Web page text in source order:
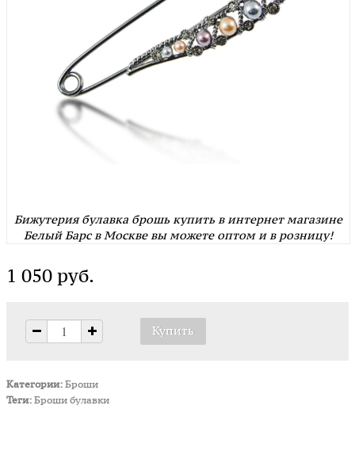
Бижутерия булавка брошь купить в интернет магазине
Белый Барс в Москве вы можете оптом и в розницу!
1 050 руб.
Категории: Броши
Теги: Броши булавки